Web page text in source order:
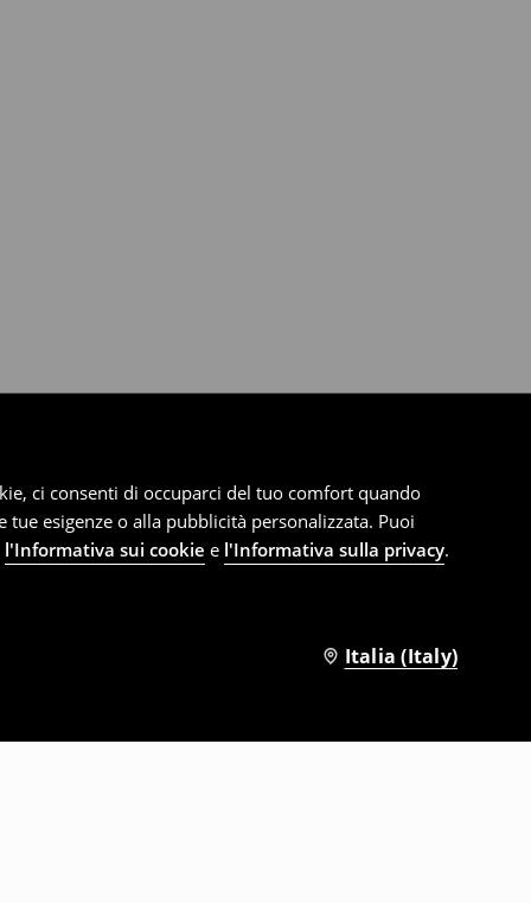
ci consenti di occuparci del tuo comfort quando
esigenze o alla pubblicità personalizzata. Puoi
l'Informativa sui cookie e l'Informativa sulla privacy.
Italia (Italy)